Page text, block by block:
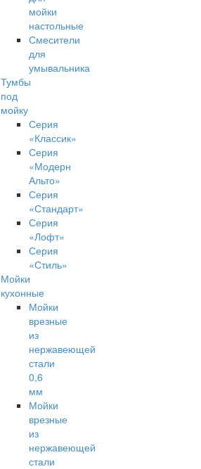
мойки
настольные
Смесители
для
умывальника
Тумбы
под
мойку
Серия
«Классик»
Серия
«Модерн
Альто»
Серия
«Стандарт»
Серия
«Лофт»
Серия
«Стиль»
Мойки
кухонные
Мойки
врезные
из
нержавеющей
стали
0,6
мм
Мойки
врезные
из
нержавеющей
стали